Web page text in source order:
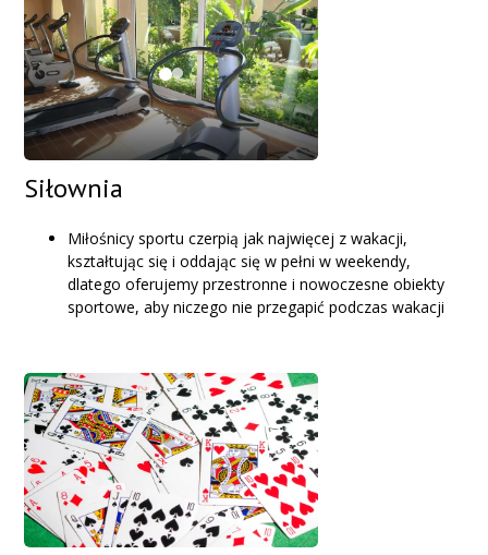
Siłownia
Miłośnicy sportu czerpią jak najwięcej z wakacji,
kształtując się i oddając się w pełni w weekendy,
dlatego oferujemy przestronne i nowoczesne obiekty
sportowe, aby niczego nie przegapić podczas wakacji